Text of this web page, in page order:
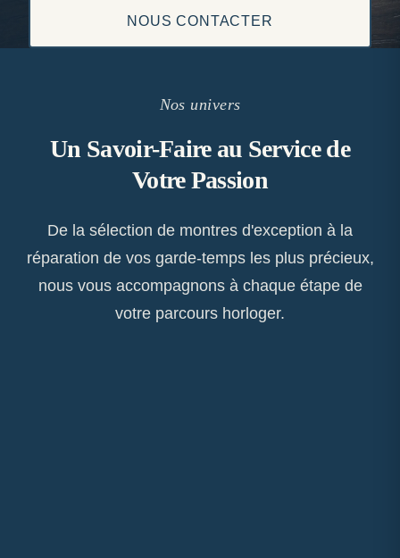
NOUS CONTACTER
Nos univers
Un Savoir-Faire au Service de
Votre Passion
De la sélection de montres d'exception à la
réparation de vos garde-temps les plus précieux,
nous vous accompagnons à chaque étape de
votre parcours horloger.